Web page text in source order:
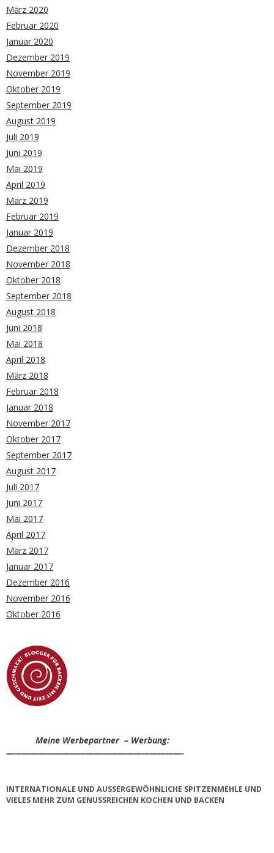
März 2020
Februar 2020
Januar 2020
Dezember 2019
November 2019
Oktober 2019
September 2019
August 2019
Juli 2019
Juni 2019
Mai 2019
April 2019
März 2019
Februar 2019
Januar 2019
Dezember 2018
November 2018
Oktober 2018
September 2018
August 2018
Juni 2018
Mai 2018
April 2018
März 2018
Februar 2018
Januar 2018
November 2017
Oktober 2017
September 2017
August 2017
Juli 2017
Juni 2017
Mai 2017
April 2017
März 2017
Januar 2017
Dezember 2016
November 2016
Oktober 2016
Meine Werbepartner – Werbung:
——————————————————————-
INTERNATIONALE UND AUSSERGEWÖHNLICHE SPITZENMEHLE UND V
IELES MEHR ZUM GENUSSREICHEN KOCHEN UND BACKEN